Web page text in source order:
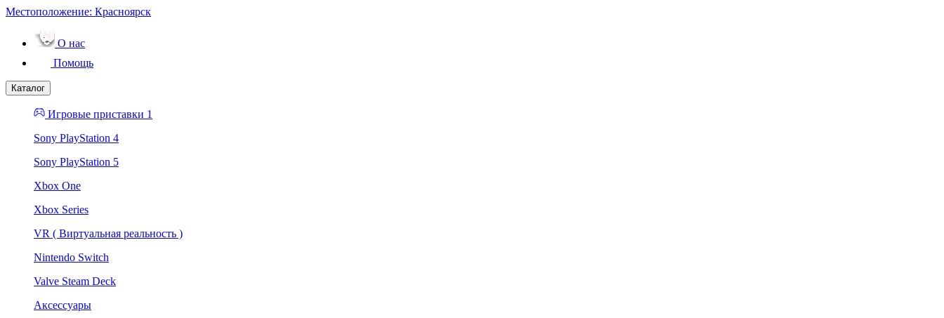
Местоположение: Красноярск
О нас
Помощь
Каталог
Игровые приставки 1
Sony PlayStation 4
Sony PlayStation 5
Xbox One
Xbox Series
VR ( Виртуальная реальность )
Nintendo Switch
Valve Steam Deck
Аксессуары